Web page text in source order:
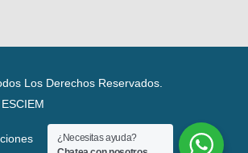
Los Derechos Reservados.
¿Necesitas ayuda?